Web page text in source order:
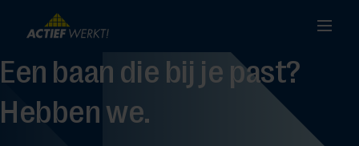
Een baan die bij je past?
Hebben we.